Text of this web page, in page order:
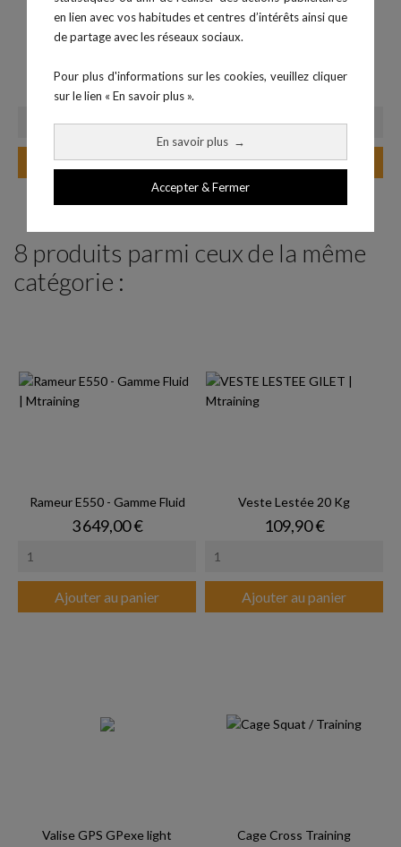
en lien avec vos habitudes et centres d’intérêts ainsi que
de partage avec les réseaux sociaux.
Pour plus d'informations sur les cookies, veuillez cliquer
sur le lien « En savoir plus ».
En savoir plus →
Accepter & Fermer
Chronomètre C60
Prix
30,00 €
Ajouter au panier
Kit Radar Sport + Panneau 3
Ajouter au panier
8 produits parmi ceux de la même
catégorie :
Rameur E550 - Gamme Fluid
Prix
3 649,00 €
Ajouter au panier
Veste Lestée 20 Kg
Prix
109,90 €
Ajouter au panier
Valise GPS GPexe light Cage Cross Training